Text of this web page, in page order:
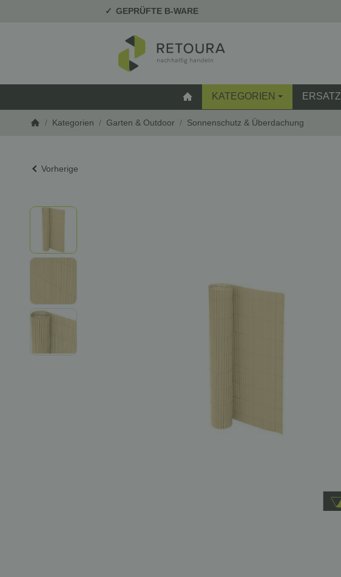
GEPRÜFTE B-WARE
STARTSEITE
KATEGORIEN
/ Kategorien / Garten & Outdoor / Sonnenschutz & Überdachung
Vorherige